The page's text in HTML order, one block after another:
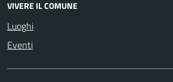
VIVERE IL COMUNE
Luoghi
Eventi